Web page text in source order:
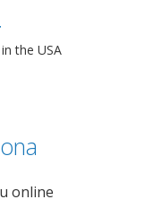
the USA
online